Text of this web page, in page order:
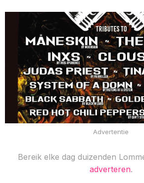
Advertentie
Bereik elke dag duizenden
adverteren.